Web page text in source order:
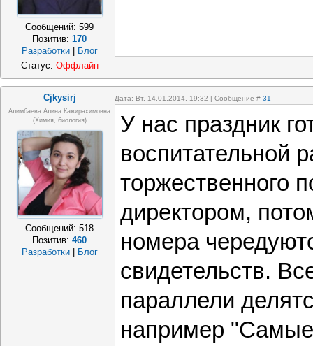
Сообщений:599
Позитив:170
Разработки
Блог
Статус: Оффлайн
Cjkysirj Дата: Вт, 14.01.2014, 19:32 | Сообщение # 31
Алимбаева Алина Кажирахимовна
(химия, биология)
Сообщений:518
Позитив:460
Разработки
Блог
У нас праздник
воспитательной
торжественного
директором,
номера
свидетельств.
параллели
например